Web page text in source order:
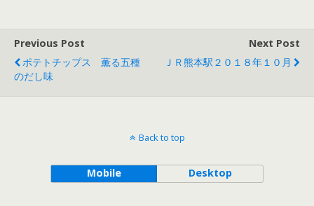
Previous Post
ポテトチップス 薫る五種
のだし味
Next Post
ＪＲ熊本駅２０１８年１０月
Back to top
Mobile Desktop